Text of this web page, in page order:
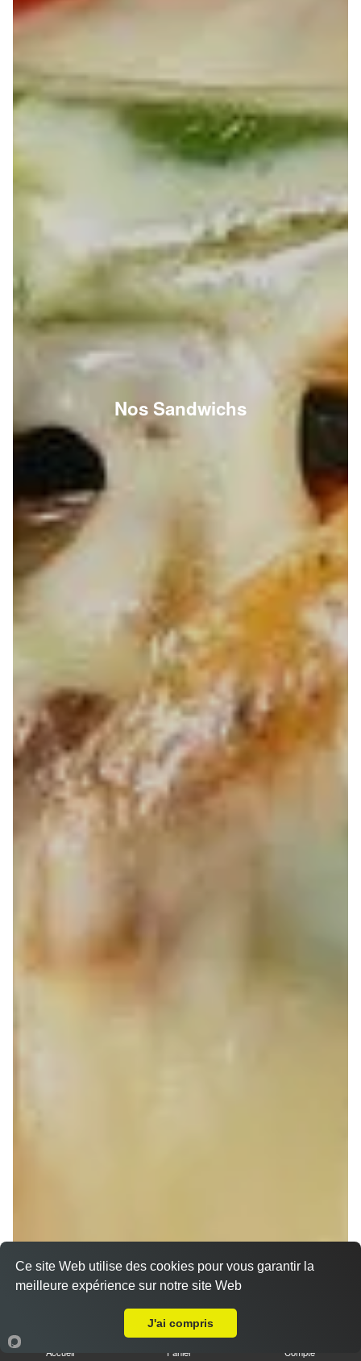
Nos Sandwichs
Sandwich döner poulet
Accueil Panier Compte
Ce site Web utilise des cookies pour vous garantir la
meilleure expérience sur notre site Web
J'ai compris